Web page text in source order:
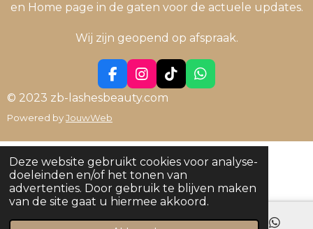
Deze website gebruikt cookies voor analyse-
doeleinden en/of het tonen van
advertenties. Door gebruik te blijven maken
van de site gaat u hiermee akkoord.
en Home page in de gaten voor de actuele updates.
Wij zijn geopend op afspraak.
F
a
c
e
o
o
k
I
n
s
g
r
a
m
T
i
k
W
h
A
p
© 2023 zb-lashesbeauty.com
Powered byJouwWeb